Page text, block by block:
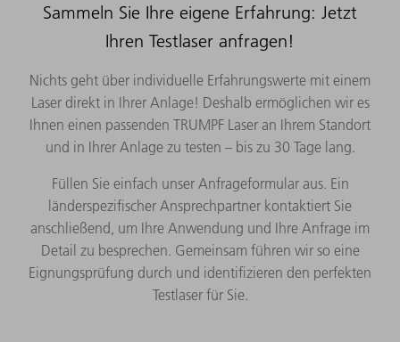
Sammeln Sie Ihre eigene Erfahrung: Jetzt
Ihren Testlaser anfragen!
Nichts geht über individuelle Erfahrungswerte mit einem
Laser direkt in Ihrer Anlage! Deshalb ermöglichen wir es
Ihnen einen passenden TRUMPF Laser an Ihrem Standort
und in Ihrer Anlage zu testen – bis zu 30 Tage lang.
Füllen Sie einfach unser Anfrageformular aus. Ein
länderspezifischer Ansprechpartner kontaktiert Sie
anschließend, um Ihre Anwendung und Ihre Anfrage im
Detail zu besprechen. Gemeinsam führen wir so eine
Eignungsprüfung durch und identifizieren den perfekten
Testlaser für Sie.